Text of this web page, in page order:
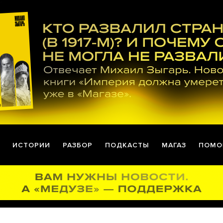
ИСТОРИИ РАЗБОР ПОДКАСТЫ МАГАЗ